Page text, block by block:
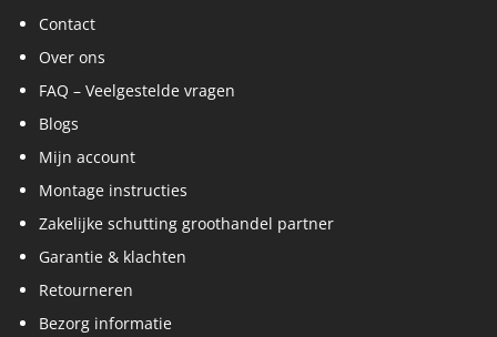
Contact
Over ons
FAQ – Veelgestelde vragen
Blogs
Mijn account
Montage instructies
Zakelijke schutting groothandel partner
Garantie & klachten
Retourneren
Bezorg informatie